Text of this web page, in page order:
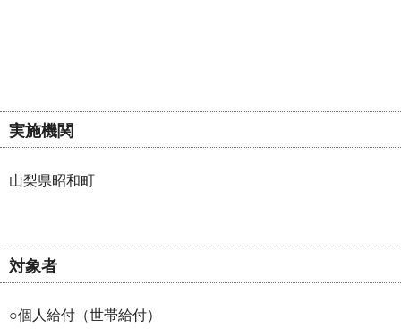
実施機関
山梨県昭和町
対象者
○個人給付（世帯給付）